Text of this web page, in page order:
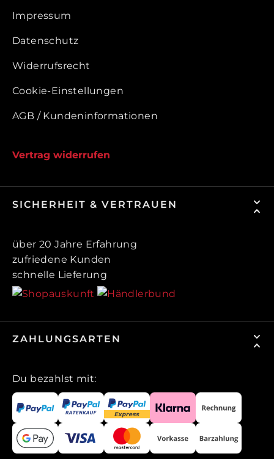
Impressum
Datenschutz
Widerrufsrecht
Cookie-Einstellungen
AGB / Kundeninformationen
Vertrag widerrufen
SICHERHEIT & VERTRAUEN
über 20 Jahre Erfahrung
zufriedene Kunden
schnelle Lieferung
ZAHLUNGSARTEN
Du bezahlst mit: